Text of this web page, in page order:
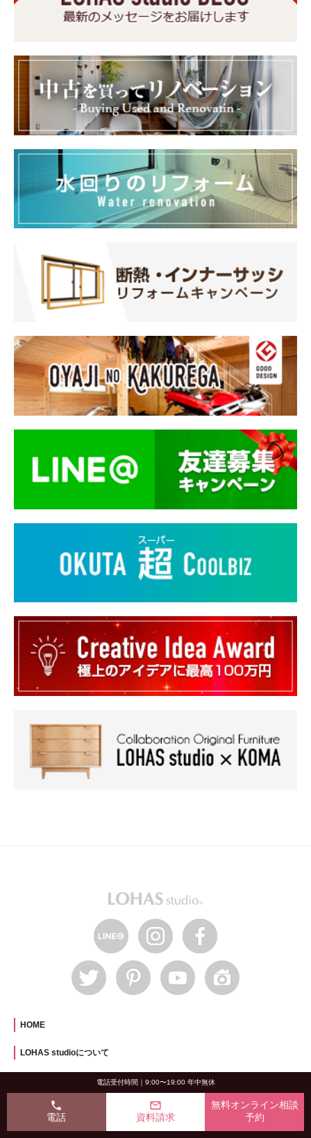
HOME
LOHAS studioについて
自然素材リフォーム
LOHAS について
電話受付時間｜9:00〜19:00 年中無休
phone
電話
mail_outline
資料請求
無料オンライン相談
予約